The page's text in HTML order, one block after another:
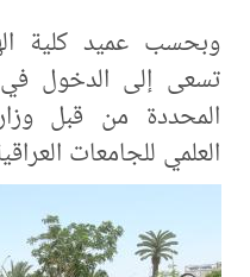
وبحسب عميد كلية
تسعى إلى الدخول في
المحددة من قبل
العلمي للجامعات